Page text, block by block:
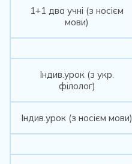
1+1 два учні (з носієм
мови)
Індив.урок (з укр.
філолог)
Індив.урок (з носієм мови)